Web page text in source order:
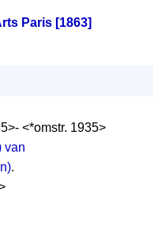
Paris [1863]
<*omstr. 1935>
van
.